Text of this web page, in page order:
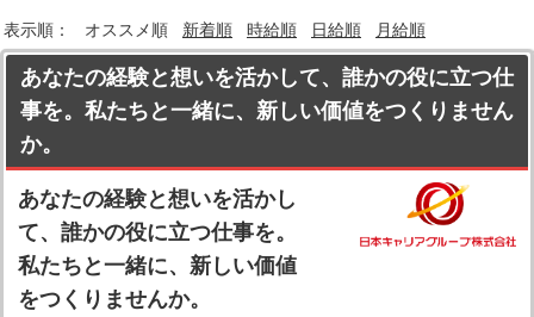
表示順： オススメ順 新着順 時給順 日給順 月給順
あなたの経験と想いを活かして、誰かの役に立つ仕
事を。私たちと一緒に、新しい価値をつくりません
か。
あなたの経験と想いを活かし
て、誰かの役に立つ仕事を。
私たちと一緒に、新しい価値
をつくりませんか。